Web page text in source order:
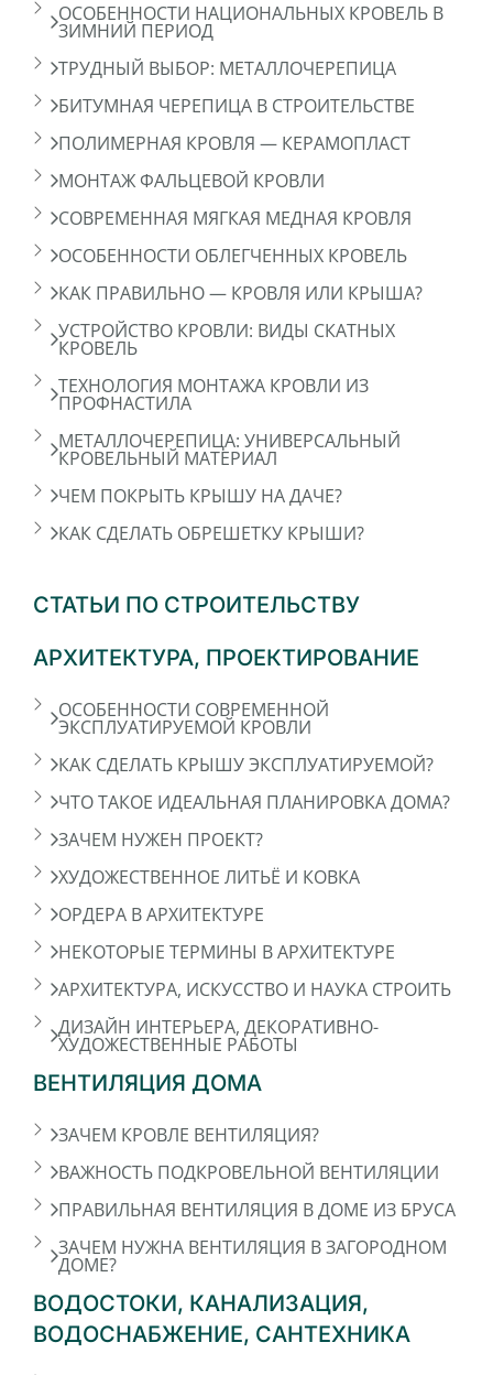
ОСОБЕННОСТИ НАЦИОНАЛЬНЫХ КРОВЕЛЬ В
ЗИМНИЙ ПЕРИОД
ТРУДНЫЙ ВЫБОР: МЕТАЛЛОЧЕРЕПИЦА
БИТУМНАЯ ЧЕРЕПИЦА В СТРОИТЕЛЬСТВЕ
ПОЛИМЕРНАЯ КРОВЛЯ — КЕРАМОПЛАСТ
МОНТАЖ ФАЛЬЦЕВОЙ КРОВЛИ
СОВРЕМЕННАЯ МЯГКАЯ МЕДНАЯ КРОВЛЯ
ОСОБЕННОСТИ ОБЛЕГЧЕННЫХ КРОВЕЛЬ
КАК ПРАВИЛЬНО — КРОВЛЯ ИЛИ КРЫША?
УСТРОЙСТВО КРОВЛИ: ВИДЫ СКАТНЫХ
КРОВЕЛЬ
ТЕХНОЛОГИЯ МОНТАЖА КРОВЛИ ИЗ
ПРОФНАСТИЛА
МЕТАЛЛОЧЕРЕПИЦА: УНИВЕРСАЛЬНЫЙ
КРОВЕЛЬНЫЙ МАТЕРИАЛ
ЧЕМ ПОКРЫТЬ КРЫШУ НА ДАЧЕ?
КАК СДЕЛАТЬ ОБРЕШЕТКУ КРЫШИ?
СТАТЬИ ПО СТРОИТЕЛЬСТВУ
АРХИТЕКТУРА, ПРОЕКТИРОВАНИЕ
ОСОБЕННОСТИ СОВРЕМЕННОЙ
ЭКСПЛУАТИРУЕМОЙ КРОВЛИ
КАК СДЕЛАТЬ КРЫШУ ЭКСПЛУАТИРУЕМОЙ?
ЧТО ТАКОЕ ИДЕАЛЬНАЯ ПЛАНИРОВКА ДОМА?
ЗАЧЕМ НУЖЕН ПРОЕКТ?
ХУДОЖЕСТВЕННОЕ ЛИТЬЁ И КОВКА
ОРДЕРА В АРХИТЕКТУРЕ
НЕКОТОРЫЕ ТЕРМИНЫ В АРХИТЕКТУРЕ
АРХИТЕКТУРА, ИСКУССТВО И НАУКА СТРОИТЬ
ДИЗАЙН ИНТЕРЬЕРА, ДЕКОРАТИВНО-
ХУДОЖЕСТВЕННЫЕ РАБОТЫ
ВЕНТИЛЯЦИЯ ДОМА
ЗАЧЕМ КРОВЛЕ ВЕНТИЛЯЦИЯ?
ВАЖНОСТЬ ПОДКРОВЕЛЬНОЙ ВЕНТИЛЯЦИИ
ПРАВИЛЬНАЯ ВЕНТИЛЯЦИЯ В ДОМЕ ИЗ БРУСА
ЗАЧЕМ НУЖНА ВЕНТИЛЯЦИЯ В ЗАГОРОДНОМ
ДОМЕ?
ВОДОСТОКИ, КАНАЛИЗАЦИЯ,
ВОДОСНАБЖЕНИЕ, САНТЕХНИКА